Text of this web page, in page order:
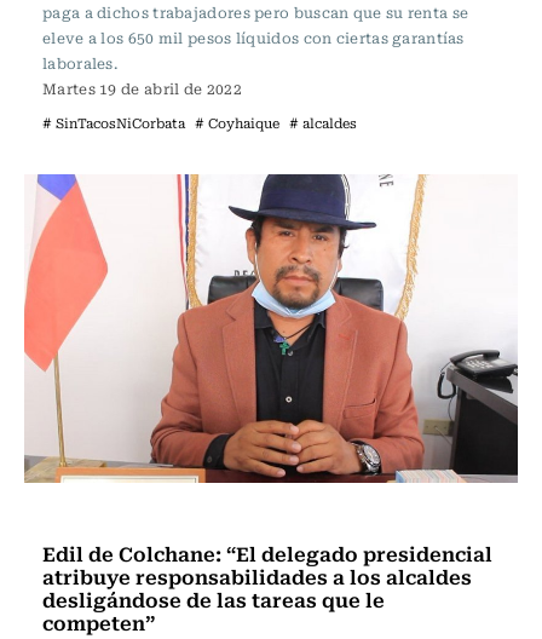
paga a dichos trabajadores pero buscan que su renta se
eleve a los 650 mil pesos líquidos con ciertas garantías
laborales.
Martes 19 de abril de 2022
# SinTacosNiCorbata # Coyhaique # alcaldes
Edil de Colchane: “El delegado presidencial
atribuye responsabilidades a los alcaldes
desligándose de las tareas que le
competen”